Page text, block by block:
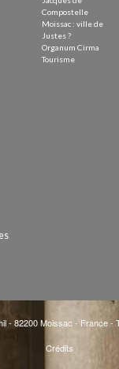
Compostelle
Moissac : ville de
Justes ?
Organum Cirma
Tourisme
- 82200 Moissac - France -
Crédits